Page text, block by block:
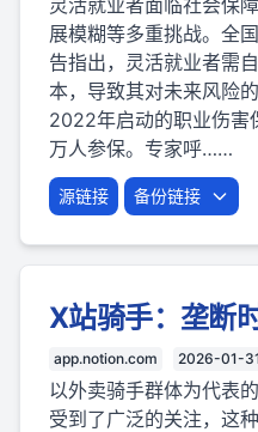
灵活就业者面临社会保
展模糊等多重挑战。全
告指出，灵活就业者需
本，导致其对未来风险
2022年启动的职业伤
万人参保。专家呼……
源链接 备份链接
X站骑手：垄断
app.notion.com 2026-01-
以外卖骑手群体为代表
受到了广泛的关注，这